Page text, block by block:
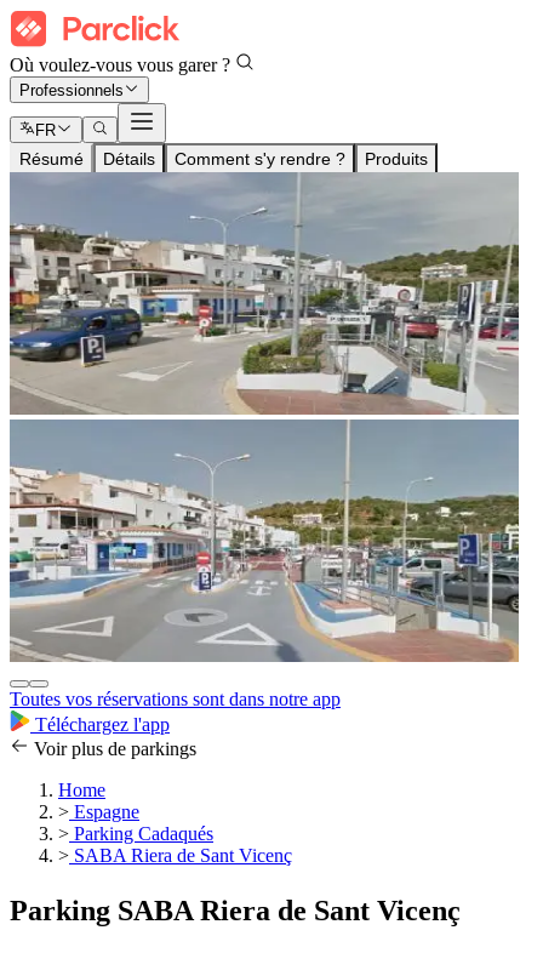
Où voulez-vous vous garer ?
Professionnels
FR
Résumé Détails Comment s'y rendre ? Produits
Toutes vos réservations sont dans notre app
Téléchargez l'app
Voir plus de parkings
Home
> Espagne
> Parking Cadaqués
> SABA Riera de Sant Vicenç
Parking SABA Riera de Sant Vicenç